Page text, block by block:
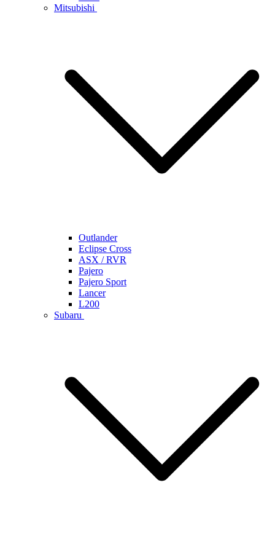
Mitsubishi
Outlander
Eclipse Cross
ASX / RVR
Pajero
Pajero Sport
Lancer
L200
Subaru